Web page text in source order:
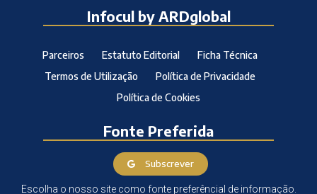
Infocul by ARDglobal
Parceiros Estatuto Editorial
Ficha Técnica
Termos de Utilização
Política de Privacidade
Política de Cookies
Fonte Preferida
Subscrever
Escolha o nosso site como fonte preferêncial de informação.